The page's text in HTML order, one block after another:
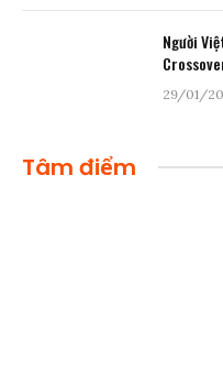
Người
29/01/
Tâm điểm